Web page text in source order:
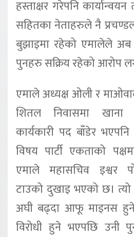
हस्ताक्षर गरेपनि
सहितका नेताहरुले नै
बुझाइमा रहेको एमालेले
पुनहरु सक्रिय रहेको आरोप
एमाले अध्यक्ष ‌ओली र
शितल निवासमा खाना
कार्यकारी पद बाँडेर
विषय पार्टी एकताको
एमाले महासचिव इश्वर
टाउको दुखाइ भएको छ।
अघी बढ्दा आफू माइनस हुने
विरोधी हुने भएपछि उनी